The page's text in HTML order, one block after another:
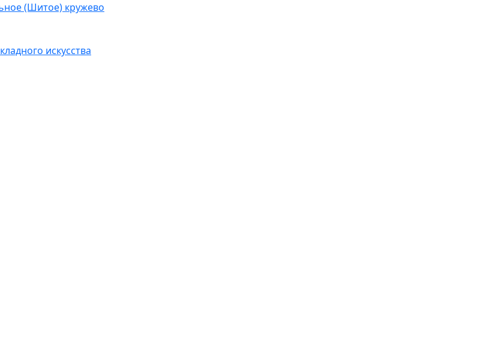
(Шитое) кружево
искусства